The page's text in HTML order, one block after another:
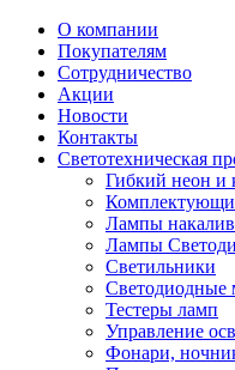
О компании
Покупателям
Сотрудничество
Акции
Новости
Контакты
Светотехническая
Гибкий неон и
Лампы
Лампы
Светильники
Светодиодные
Тестеры ламп
Управление
Фонари,